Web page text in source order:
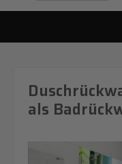
als
Bildergalerie